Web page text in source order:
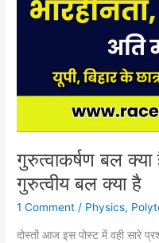
गुरुत्वाकर्षण बल
गुरुत्वीय बल क्या है
1 Comment / Physics,
दोस्तों आज इस पोस्ट में वही सारे
बल
है